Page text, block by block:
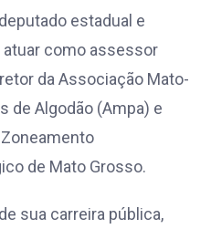
estadual e
atuar como assessor
da Associação Mato-
de Algodão (Ampa) e
de Mato Grosso.
sua carreira pública,